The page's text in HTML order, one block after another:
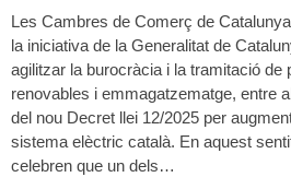
Les Cambres de Comerç de
la iniciativa de la Generalitat de
agilitzar la burocràcia i la tramitació de
renovables i emmagatzematge, entre
del nou Decret llei 12/2025 per
sistema elèctric català. En aquest
celebren que un dels…